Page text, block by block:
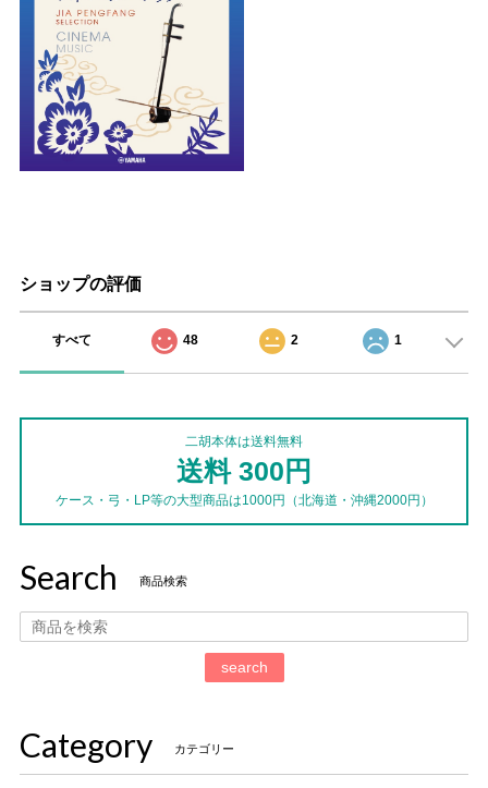
ショップの評価
すべて 48 2 1
二胡本体は送料無料
送料 300円
ケース・弓・LP等の大型商品は1000円（北海道・沖縄2000円）
Search 商品検索
search
Category カテゴリー